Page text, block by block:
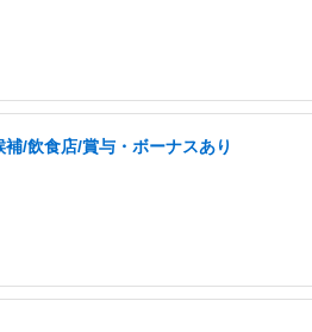
/飲食店/賞与・ボーナスあり